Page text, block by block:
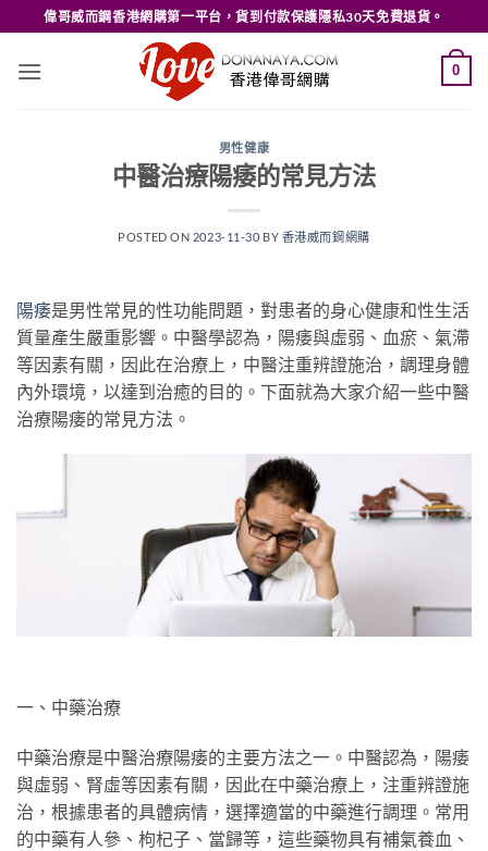
to
content
偉哥威而鋼香港網購第一平台，貨到付款保護隱私30天免費退貨。
0
男性健康
中醫治療陽痿的常見方法
POSTED ON 2023-11-30 BY 香港威而鋼網購
陽痿是男性常見的性功能問題，對患者的身心健康和性生活
質量產生嚴重影響。中醫學認為，陽痿與虛弱、血瘀、氣滯
等因素有關，因此在治療上，中醫注重辨證施治，調理身體
內外環境，以達到治癒的目的。下面就為大家介紹一些中醫
治療陽痿的常見方法。
一、中藥治療
中藥治療是中醫治療陽痿的主要方法之一。中醫認為，陽痿
與虛弱、腎虛等因素有關，因此在中藥治療上，注重辨證施
治，根據患者的具體病情，選擇適當的中藥進行調理。常用
的中藥有人參、枸杞子、當歸等，這些藥物具有補氣養血、